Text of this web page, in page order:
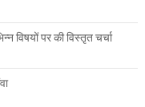
विषयों पर की विस्तृत चर्चा